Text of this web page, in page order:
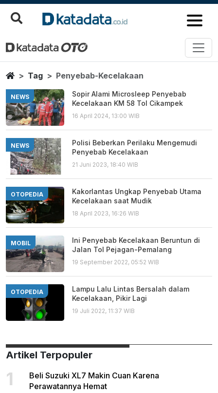
Penyebab Kecelakaan
Berita Terbaru
HomeTag Penyebab-Kecelakaan
NEWS
Sopir Alami Microsleep Penyebab
Kecelakaan KM 58 Tol Cikampek
16 April 2024, 13:00 WIB
NEWS
Polisi Beberkan Perilaku Mengemudi
Penyebab Kecelakaan
21 Juni 2023, 18:40 WIB
OTOPEDIA
Kakorlantas Ungkap Penyebab Utama
Kecelakaan saat Mudik
18 April 2023, 16:26 WIB
MOBIL
Ini Penyebab Kecelakaan Beruntun di
Jalan Tol Pejagan-Pemalang
19 September 2022, 05:52 WIB
OTOPEDIA
Lampu Lalu Lintas Bersalah dalam
Kecelakaan, Pikir Lagi
19 Juli 2022, 11:37 WIB
Artikel Terpopuler
1
Beli Suzuki XL7 Makin Cuan Karena
Perawatannya Hemat